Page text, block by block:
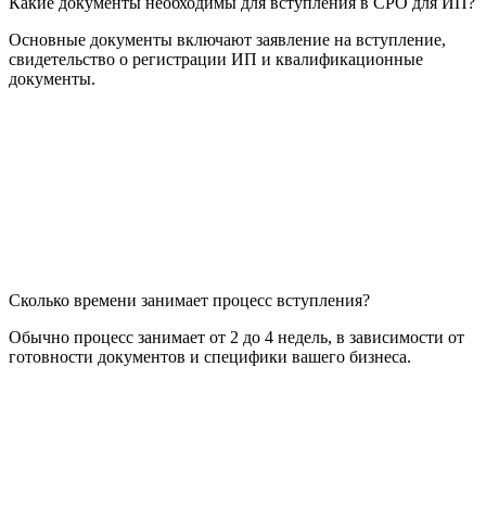
Основные документы включают заявление на вступление,
свидетельство о регистрации ИП и квалификационные
документы.
Сколько времени занимает процесс вступления?
Обычно процесс занимает от 2 до 4 недель, в зависимости от
готовности документов и специфики вашего бизнеса.